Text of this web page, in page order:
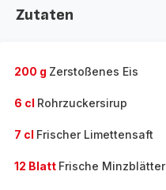
Zutaten
200 g Zerstoßenes Eis
6 cl Rohrzuckersirup
7 cl Frischer Limettensaft
12 Blatt Frische Minzblätter